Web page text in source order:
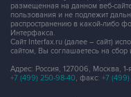
размещенная на данном веб-
пользования и не подлежит
распространению в какой-либо
Интерфакса.
Сайт Interfax.ru (далее – сайт)
сайтом, Вы соглашаетесь на
Адрес: Россия, 127006, Москва, 1-
+7 (499) 250-98-40, факс: +7